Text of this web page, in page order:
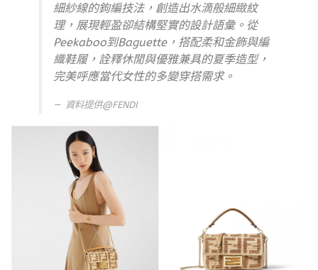
細紗線的鉤編技法，創造出水滴般細緻紋
理，展現輕盈卻結構堅實的設計語彙。從
Peekaboo到Baguette，搭配柔和金飾與編
織鞋履，詮釋休閒與優雅兼具的夏季造型，
完美呼應當代女性的多變穿搭需求。
資料提供@FENDI